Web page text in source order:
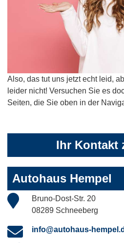
Also, das tut uns jetzt echt leid,
leider nicht! Versuchen Sie es
Seiten, die Sie oben in der
Ihr Kontakt
Autohaus Hempel
Bruno-Dost-Str. 20
08289 Schneeberg
info@autohaus-